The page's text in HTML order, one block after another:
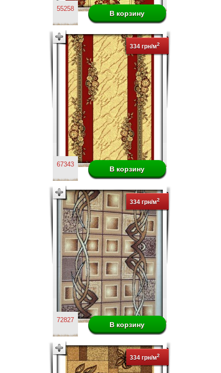
55258
334 грн/м2
67343
334 грн/м2
72827
334 грн/м2